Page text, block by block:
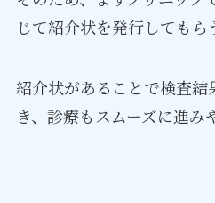
じて紹介状を発行してもら
紹介状があることで検査
き、診療もスムーズに進み